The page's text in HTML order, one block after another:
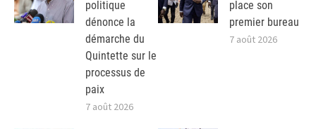
politique
dénonce la
démarche du
Quintette sur le
processus de
paix
7 août 2026
place son
premier bureau
7 août 2026